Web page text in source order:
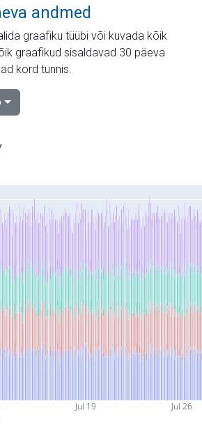
andmed
graafiku tüübi või kuvada kõik
graafikud sisaldavad 30 päeva
kord tunnis.
Jul 19 Jul 26